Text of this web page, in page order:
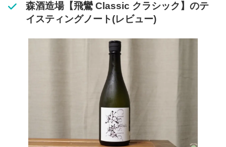
森酒造場【飛鸞 Classic クラシック】のテ
イスティングノート(レビュー)